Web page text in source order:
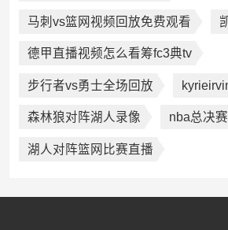
马刺vs篮网视频回放免费观看
德甲直播视频怎么看筹fc3典tv
步行者vs勇士全场回放
森林狼对阵湖人录像 nba总决
湖人对阵篮网比赛直播